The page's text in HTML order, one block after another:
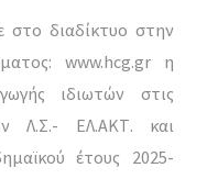
στο διαδίκτυο στην
www.hcg.gr η
ιδιωτών στις
Λ.Σ.- ΕΛ.ΑΚΤ. και
έτους 2025-